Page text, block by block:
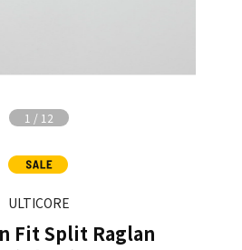
1 / 12
ULTICORE
Fit Split Raglan